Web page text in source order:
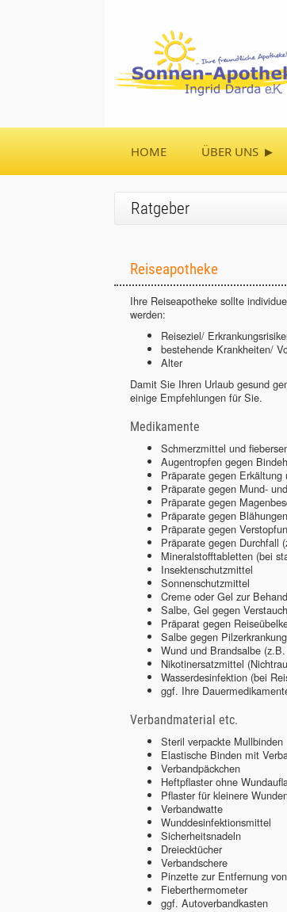
HOME ÜBER UNS ▸
Ratgeber
Reiseapotheke
Ihre Reiseapotheke sollte
werden:
Reiseziel/
bestehende Krankheiten/
Alter
Damit Sie Ihren Urlaub gesund
einige Empfehlungen für Sie.
Medikamente
Schmerzmittel und
Augentropfen gegen
Präparate gegen Erkältung
Präparate gegen Mund-
Präparate gegen
Präparate gegen
Präparate gegen
Präparate gegen Durchfall
Mineralstofftabletten (bei
Insektenschutzmittel
Sonnenschutzmittel
Creme oder Gel zur
Salbe, Gel gegen
Präparat gegen
Salbe gegen
Wund und Brandsalbe
Nikotinersatzmittel
Wasserdesinfektion (bei
ggf. Ihre
Verbandmaterial etc.
Steril verpackte Mullbinden
Elastische Binden mit
Verbandpäckchen
Heftpflaster ohne
Pflaster für kleinere
Verbandwatte
Wunddesinfektionsmittel
Sicherheitsnadeln
Dreiecktücher
Verbandschere
Pinzette zur Entfernung
Fieberthermometer
ggf. Autoverbandkasten